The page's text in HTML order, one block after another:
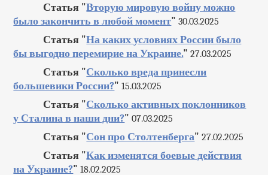
Статья "Вторую мировую войну можно
было закончить в любой момент" 30.03.2025
Статья "На каких условиях России было
бы выгодно перемирие на Украине." 27.03.2025
Статья "Сколько вреда принесли
большевики России?" 15.03.2025
Статья "Сколько активных поклонников
у Сталина в наши дни?" 07.03.2025
Статья "Сон про Столтенберга" 27.02.2025
Статья "Как изменятся боевые действия
на Украине?" 18.02.2025